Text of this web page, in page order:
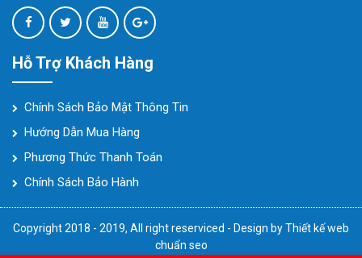
Hỗ Trợ Khách Hàng
Chính Sách Bảo Mật Thông Tin
Hướng Dẫn Mua Hàng
Phương Thức Thanh Toán
Chính Sách Bảo Hành
Copyright 2018 - 2019, All right reserviced - Design byThiết kế web
chuẩn seo